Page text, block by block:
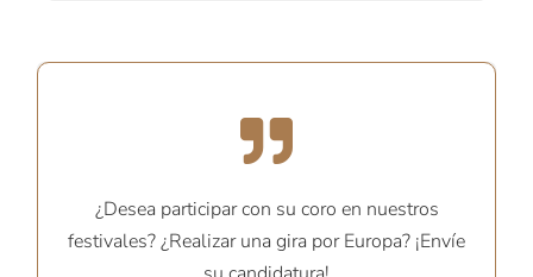
¿Desea participar con su coro en nuestros
festivales? ¿Realizar una gira por Europa? ¡Envíe